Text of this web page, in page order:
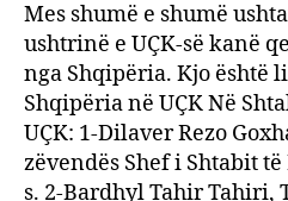
Mes shumë e shumë
ushtrinë e UÇK-së kanë
nga Shqipëria. Kjo është
Shqipëria në UÇK Në
UÇK: 1-Dilaver Rezo
zëvendës Shef i Shtabit
s. 2-Bardhyl Tahir Tahiri,